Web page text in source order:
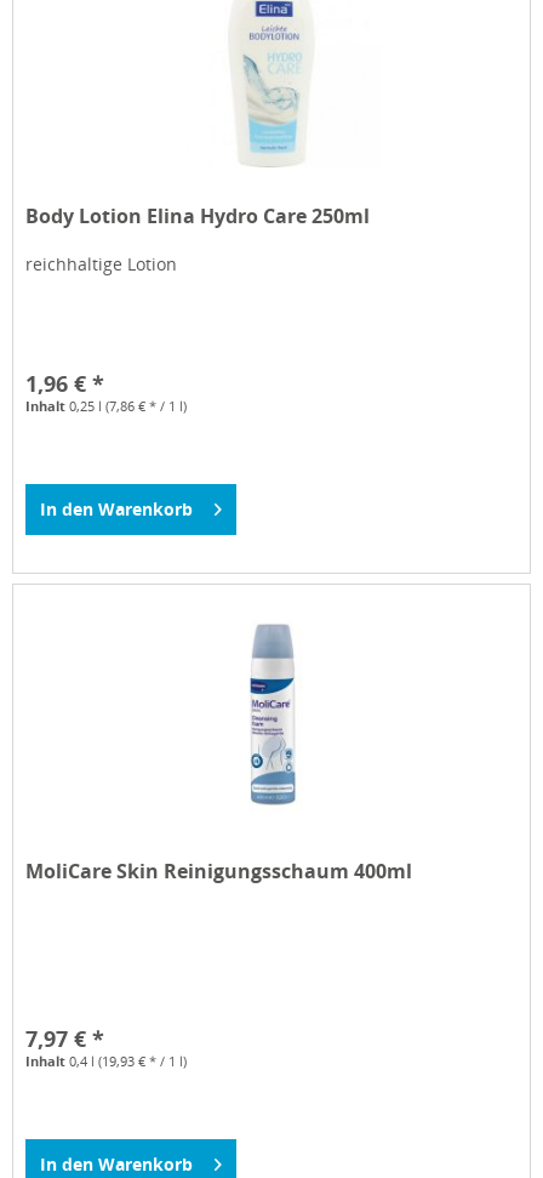
Body Lotion Elina Hydro Care 250ml
reichhaltige Lotion
1,96 € *
Inhalt0,25 l(7,86 € * / 1 l)
In den Warenkorb
MoliCare Skin Reinigungsschaum 400ml
7,97 € *
Inhalt0,4 l(19,93 € * / 1 l)
In den Warenkorb